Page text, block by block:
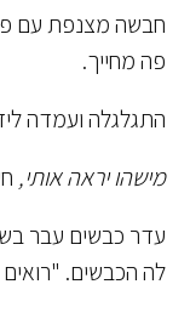
חבשה מצנפת עם
פה מחייך.
התגלגלה ועמדה
מישהו יראה אותי,
עדר כבשים עבר
לה הכבשים.